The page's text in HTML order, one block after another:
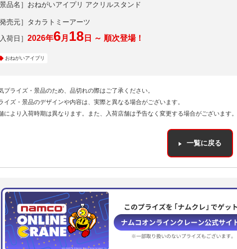
おねがいアイプリ アクリルスタンド
発売元］タカラトミーアーツ
2026年6 月 18 日 ～ 順次登場！
おねがいアイプリ
プライズ・景品のため、品切れの際はご了承ください。
イズ・景品のデザインや内容は、実際と異なる場合がございます。
により入荷時期は異なります。また、入荷店舗は予告なく変更する場合がございます。
一覧に戻る
このプライズを ｢ナムクレ｣ でゲッ
ナムコオンラインクレーン公式サイ
※一部取り扱いのないプライズもございます。